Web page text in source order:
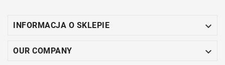
INFORMACJA O SKLEPIE 
OUR COMPANY 